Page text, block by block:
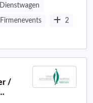
Dienstwagen
Firmenevents 2
/